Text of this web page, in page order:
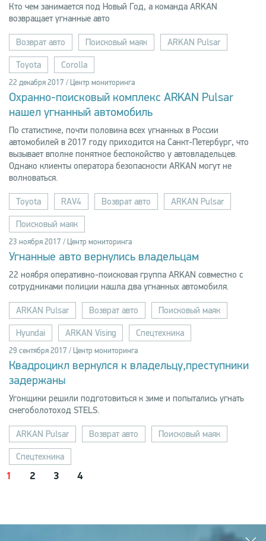
Кто чем занимается под Новый Год, а команда ARKAN
возвращает угнанные авто
Возврат авто Поисковый маяк ARKAN Pulsar
Toyota Corolla
22 декабря 2017 / Центр мониторинга
Охранно-поисковый комплекс ARKAN Pulsar
нашел угнанный автомобиль
По статистике, почти половина всех угнанных в России
автомобилей в 2017 году приходится на Санкт-Петербург, что
вызывает вполне понятное беспокойство у автовладельцев.
Однако клиенты оператора безопасности ARKAN могут не
волноваться.
Toyota RAV4 Возврат авто ARKAN Pulsar
Поисковый маяк
23 ноября 2017 / Центр мониторинга
Угнанные авто вернулись владельцам
22 ноября оперативно-поисковая группа ARKAN совместно с
сотрудниками полиции нашла два угнанных автомобиля.
ARKAN Pulsar Возврат авто Поисковый маяк
Hyundai ARKAN Vising Спецтехника
29 сентября 2017 / Центр мониторинга
Квадроцикл вернулся к владельцу,преступники
задержаны
Угонщики решили подготовиться к зиме и попытались угнать
снегоболотоход STELS.
ARKAN Pulsar Возврат авто Поисковый маяк
Спецтехника
1 2 3 4